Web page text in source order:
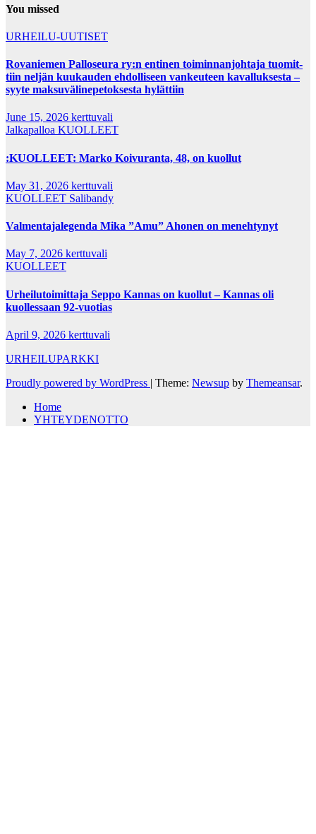
You missed
URHEILU-UUTISET
Rovaniemen Palloseura ry:n entinen toiminnanjohtaja tuo­mit­
tiin neljän kuu­kau­den eh­dol­li­seen van­keu­teen ka­val­luk­ses­ta –
syyte mak­su­vä­li­ne­pe­tok­ses­ta hy­lät­tiin
June 15, 2026 kerttuvali
Jalkapalloa KUOLLEET
:KUOLLEET: Marko Koivuranta, 48, on kuollut
May 31, 2026 kerttuvali
KUOLLEET Salibandy
Valmentajalegenda Mika ”Amu” Ahonen on menehtynyt
May 7, 2026 kerttuvali
KUOLLEET
Urheilutoimittaja Seppo Kannas on kuollut – Kannas oli
kuollessaan 92-vuotias
April 9, 2026 kerttuvali
URHEILUPARKKI
Proudly powered by WordPress | Theme: Newsup by Themeansar.
Home
YHTEYDENOTTO